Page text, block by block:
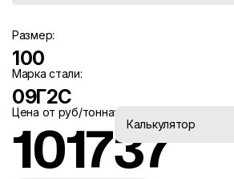
Размер:
100
Марка стали:
09Г2С
Цена от руб/тонна:
101737
Калькулятор
Вес, тн: